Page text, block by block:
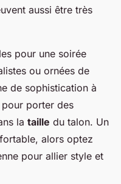
aussi être très
pour une soirée
ou ornées de
de sophistication à
porter des
la taille du talon. Un
alors optez
pour allier style et